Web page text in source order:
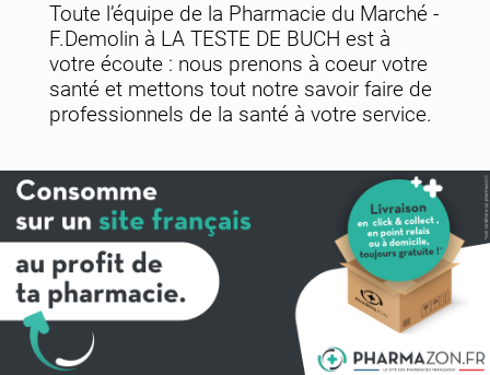
Toute l’équipe de la Pharmacie du Marché -
F.Demolin à LA TESTE DE BUCH est à
votre écoute : nous prenons à coeur votre
santé et mettons tout notre savoir faire de
professionnels de la santé à votre service.